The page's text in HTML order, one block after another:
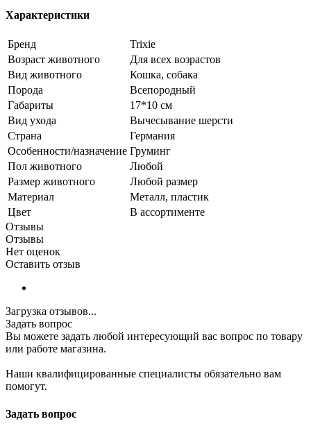
Характеристики
Бренд
Trixie
Возраст животного
Для всех возрастов
Вид животного
Кошка, собака
Порода
Всепородный
Габариты
17*10 см
Вид ухода
Вычесывание шерсти
Страна
Германия
Особенности/назначение Груминг
Пол животного
Любой
Размер животного
Любой размер
Материал
Металл, пластик
Цвет
В ассортименте
Отзывы
Отзывы
Нет оценок
Оставить отзыв
Загрузка отзывов...
Задать вопрос
Вы можете задать любой интересующий вас вопрос по товару
или работе магазина.
Наши квалифицированные специалисты обязательно вам
помогут.
Задать вопрос